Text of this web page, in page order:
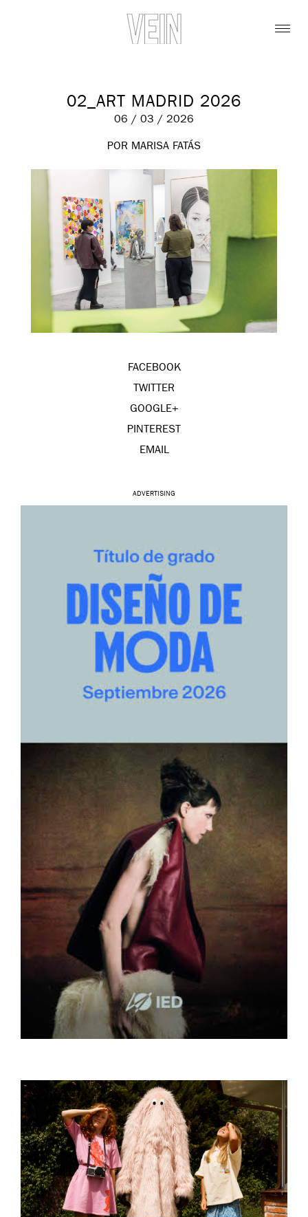
02_ART MADRID 2026
06 / 03 / 2026
POR MARISA FATÁS
FACEBOOK
TWITTER
GOOGLE+
PINTEREST
EMAIL
ADVERTISING